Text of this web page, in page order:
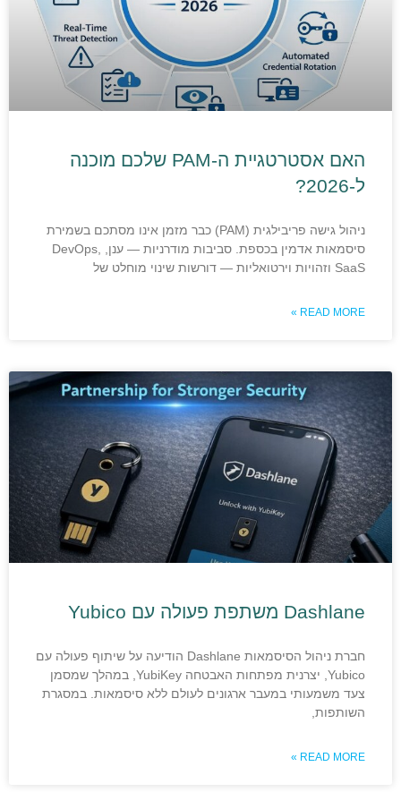
האם אסטרטגיית ה-PAM שלכם מוכנה
ל-2026?
ניהול גישה פריבילגית (PAM) כבר מזמן אינו מסתכם בשמירת
סיסמאות אדמין בכספת. סביבות מודרניות — ענן, DevOps,
SaaS וזהויות וירטואליות — דורשות שינוי מוחלט של
READ MORE »
Dashlane משתפת פעולה עם Yubico
חברת ניהול הסיסמאות Dashlane הודיעה על שיתוף פעולה עם
Yubico, יצרנית מפתחות האבטחה YubiKey, במהלך שמסמן
צעד משמעותי במעבר ארגונים לעולם ללא סיסמאות. במסגרת
השותפות,
READ MORE »